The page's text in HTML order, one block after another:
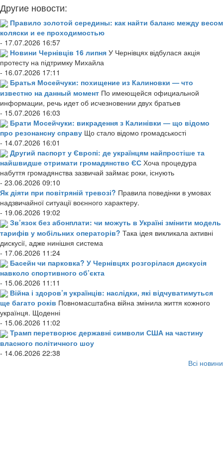
Другие новости:
Правило золотой середины: как найти баланс между весом
коляски и ее проходимостью
- 17.07.2026 16:57
Новини Чернівців 16 липня У Чернівцях відбулася акція
протесту на підтримку Михайла
- 16.07.2026 17:11
Братья Мосейчуки: похищение из Калиновки — что
известно на данный момент По имеющейся официальной
информации, речь идет об исчезновении двух братьев
- 15.07.2026 16:03
Брати Мосейчуки: викрадення з Калинівки — що відомо
про резонансну справу Що стало відомо громадськості
- 14.07.2026 16:01
Другий паспорт у Європі: де українцям найпростіше та
найшвидше отримати громадянство ЄС Хоча процедура
набуття громадянства зазвичай займає роки, існують
- 23.06.2026 09:10
Як діяти при повітряній тревозі? Правила поведінки в умовах
надзвичайної ситуації воєнного характеру.
- 19.06.2026 19:02
Зв’язок без абонплати: чи можуть в Україні змінити модель
тарифів у мобільних операторів? Така ідея викликала активні
дискусії, адже нинішня система
- 17.06.2026 11:24
Басейн чи парковка? У Чернівцях розгорілася дискусія
навколо спортивного об’єкта
- 15.06.2026 11:11
Війна і здоров’я українців: наслідки, які відчуватимуться
ще багато років Повномасштабна війна змінила життя кожного
українця. Щоденні
- 15.06.2026 11:02
Трамп перетворює державні символи США на частину
власного політичного шоу
- 14.06.2026 22:38
Всі новини